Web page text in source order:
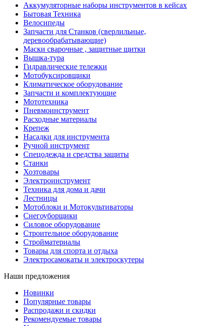
Аккумуляторные наборы инструментов в кейсах
Бытовая Техника
Велосипеды
Запчасти для Станков (сверлильные,
деревообрабатывающие)
Маски сварочные , защитные щитки
Вышка-тура
Гидравлические тележки
Мотобуксировщики
Климатическое оборудование
Запчасти и комплектующие
Мототехника
Пневмоинструмент
Расходные материалы
Крепеж
Насадки для инструмента
Ручной инструмент
Спецодежда и средства защиты
Станки
Хозтовары
Электроинструмент
Техника для дома и дачи
Лестницы
Мотоблоки и Мотокультиваторы
Снегоуборщики
Силовое оборудование
Строительное оборудование
Стройматериалы
Товары для спорта и отдыха
Электросамокаты и электроскутеры
Наши предложения
Новинки
Популярные товары
Распродажи и скидки
Рекомендуемые товары